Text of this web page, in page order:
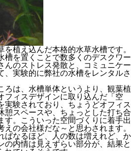
を植え込んだ本格的水草水槽です。
槽を置くことで数多くのデスクワー
んのストレス発散と、コミュニケー
、実験的に弊社の水槽をレンタルさ
ろは、水槽単体というより、観葉植
フィスデザインに取り込んだ「空
実験されており、ちょうどオフィス
憩スペースや、ちょっとした打ち合
す。こういった空間づくりに着手出
の会社様だな～と思わされます。
ばなるほど、人の数は増えれど、か
の内情は見えずらい部分が、結果と